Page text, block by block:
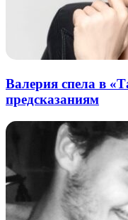
Валерия спела в
предсказаниям